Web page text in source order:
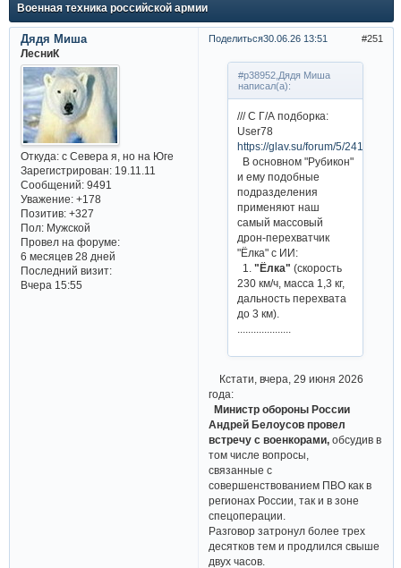
Военная техника российской армии
Поделиться 251
30.06.26 13:51
Дядя Миша
ЛесниК
Откуда:с Севера я, но на Юге
Зарегистрирован: 19.11.11
Сообщений:9491
Уважение: +178
Позитив: +327
Пол:Мужской
Провел на форуме:
6 месяцев 28 дней
Последний визит:
Вчера 15:55
#p38952,Дядя Миша
написал(а):
/// С Г/А подборка:
User78
https://glav.su/forum/5/2417/
В основном "Рубикон"
и ему подобные
подразделения
применяют наш
самый массовый
дрон-перехватчик
"Ёлка" с ИИ:
1.
"Ёлка" (скорость
230 км/ч, масса 1,3 кг,
дальность перехвата
до 3 км).
Кстати, вчера, 29 июня 2026
года:
Министр обороны России
Андрей Белоусов провел
встречу с военкорами, обсудив в
том числе вопросы,
связанные с
совершенствованием ПВО как в
регионах России, так и в зоне
спецоперации.
Разговор затронул более трех
десятков тем и продлился свыше
двух часов.